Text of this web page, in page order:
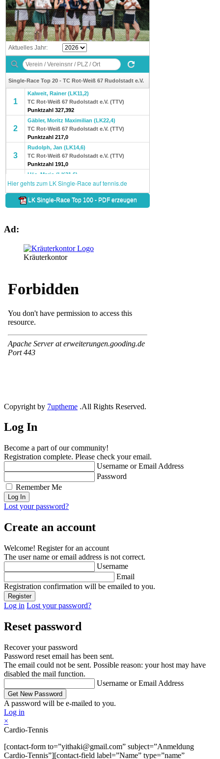
Ad:
Kräuterkontor
Copyright by 7uptheme .All Rights Reserved.
Log In
Become a part of our community!
Registration complete. Please check your email.
Username or Email Address
Password
Remember Me
Lost your password?
Create an account
Welcome! Register for an account
The user name or email address is not correct.
Username
Email
Registration confirmation will be emailed to you.
Log in Lost your password?
Reset password
Recover your password
Password reset email has been sent.
The email could not be sent. Possible reason: your host may have
disabled the mail function.
Username or Email Address
A password will be e-mailed to you.
Log in
×
Cardio-Tennis
[contact-form to=”yithaki@gmail.com” subject=”Anmeldung
Cardio-Tennis”][contact-field label=”Name” type=”name”